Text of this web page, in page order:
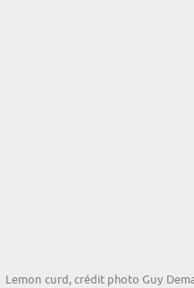
Lemon curd, crédit photo Guy